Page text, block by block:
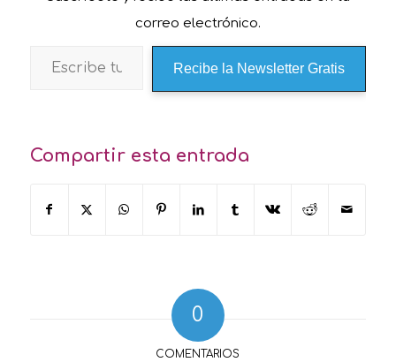
correo electrónico.
Recibe la Newsletter Gratis
Compartir esta entrada
0
COMENTARIOS